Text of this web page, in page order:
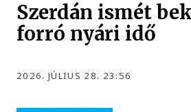
Szerdán ismét
forró nyári idő
2026. JÚLIUS 28. 23:56